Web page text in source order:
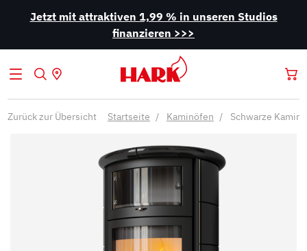
Jetzt mit attraktiven 1,99 % in unseren Studios
finanzieren >>>
Zurück zur Übersicht Startseite Kaminöfen Schwarze